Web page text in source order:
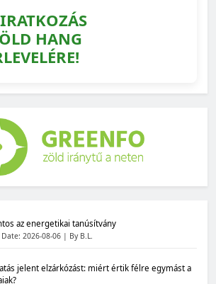
HANG
az energetikai tanúsítvány
Date: 2026-08-06 By B.L.
jelent elzárkózást: miért értik félre egymást a